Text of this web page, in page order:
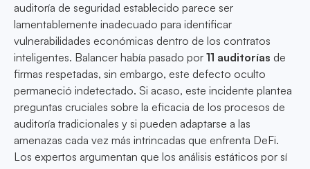
auditoría de seguridad establecido parece ser
lamentablemente inadecuado para identificar
vulnerabilidades económicas dentro de los contratos
inteligentes. Balancer había pasado por 11 auditorías de
firmas respetadas, sin embargo, este defecto oculto
permaneció indetectado. Si acaso, este incidente plantea
preguntas cruciales sobre la eficacia de los procesos de
auditoría tradicionales y si pueden adaptarse a las
amenazas cada vez más intrincadas que enfrenta DeFi.
Los expertos argumentan que los análisis estáticos por sí